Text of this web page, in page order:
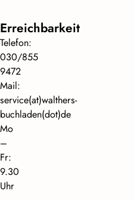
Erreichbarkeit
Telefon:
030/855
9472
Mail:
service(at)walthers-
buchladen(dot)de
Mo
–
Fr:
9.30
Uhr